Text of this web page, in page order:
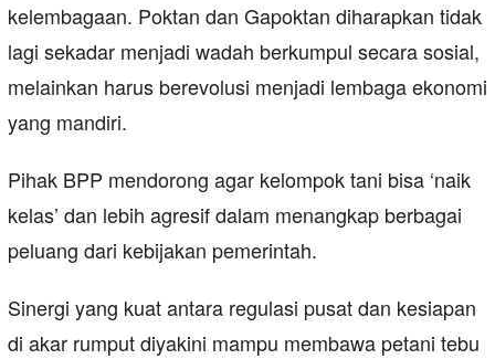
kelembagaan. Poktan dan Gapoktan diharapkan tidak
lagi sekadar menjadi wadah berkumpul secara sosial,
melainkan harus berevolusi menjadi lembaga ekonomi
yang mandiri.
Pihak BPP mendorong agar kelompok tani bisa ‘naik
kelas’ dan lebih agresif dalam menangkap berbagai
peluang dari kebijakan pemerintah.
Sinergi yang kuat antara regulasi pusat dan kesiapan
di akar rumput diyakini mampu membawa petani tebu